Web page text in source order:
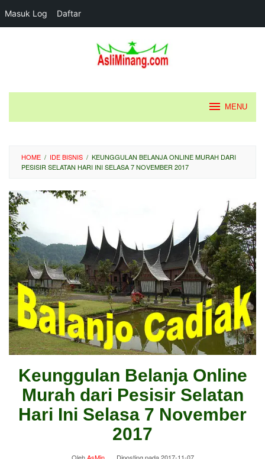
Masuk Log Daftar
MENU
HOME / IDE BISNIS / KEUNGGULAN BELANJA ONLINE MURAH DARI
PESISIR SELATAN HARI INI SELASA 7 NOVEMBER 2017
Keunggulan Belanja Online
Murah dari Pesisir Selatan
Hari Ini Selasa 7 November
2017
OlehAsMin Diposting pada2017-11-07